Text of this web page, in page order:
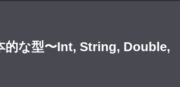
的な型〜Int, String, Double,